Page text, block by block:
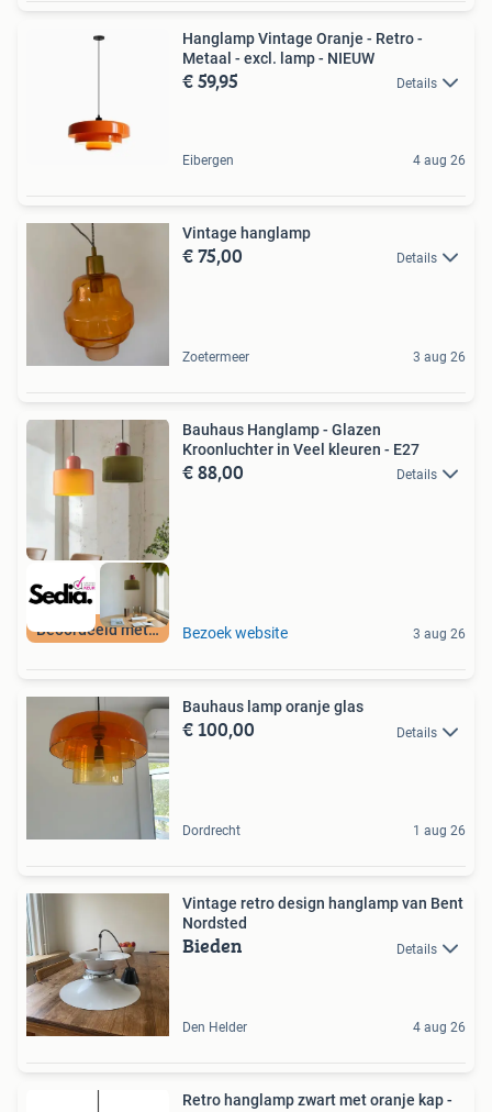
Hanglamp Vintage Oranje - Retro -
Metaal - excl. lamp - NIEUW
€ 59,95 Details
Eibergen 4 aug 26
Vintage hanglamp
€ 75,00 Details
Zoetermeer 3 aug 26
Beoordeeld met 9+
Bauhaus Hanglamp - Glazen
Kroonluchter in Veel kleuren - E27
€ 88,00 Details
Bezoek website 3 aug 26
Bauhaus lamp oranje glas
€ 100,00 Details
Dordrecht 1 aug 26
Vintage retro design hanglamp van Bent
Nordsted
Bieden Details
Den Helder 4 aug 26
Retro hanglamp zwart met oranje kap -